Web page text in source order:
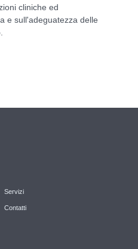
cliniche ed
e sull'adeguatezza delle
Servizi
Contatti